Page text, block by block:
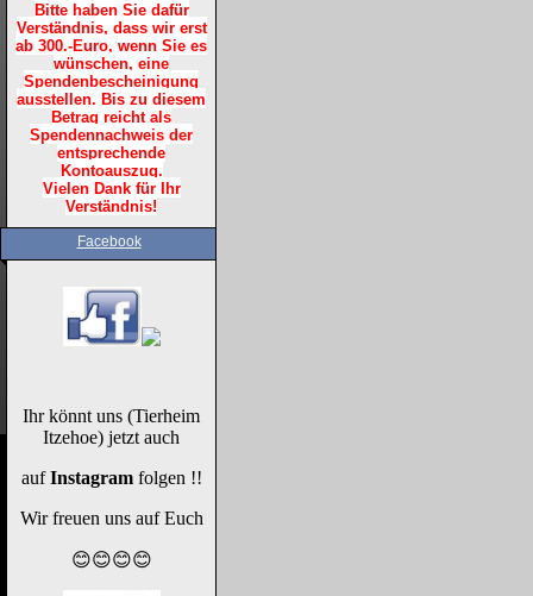
Bitte haben Sie dafür
Verständnis, dass wir erst
ab 300.-Euro, wenn Sie es
wünschen, eine
Spendenbescheinigung
ausstellen. Bis zu diesem
Betrag reicht als
Spendennachweis der
entsprechende
Kontoauszug.
Vielen Dank für Ihr
Verständnis!
Facebook
Ihr könnt uns (Tierheim
Itzehoe) jetzt auch
aufInstagramfolgen !!
Wir freuen uns auf Euch
😊😊😊😊